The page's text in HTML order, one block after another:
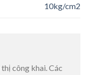
10kg/cm2
công khai.Các